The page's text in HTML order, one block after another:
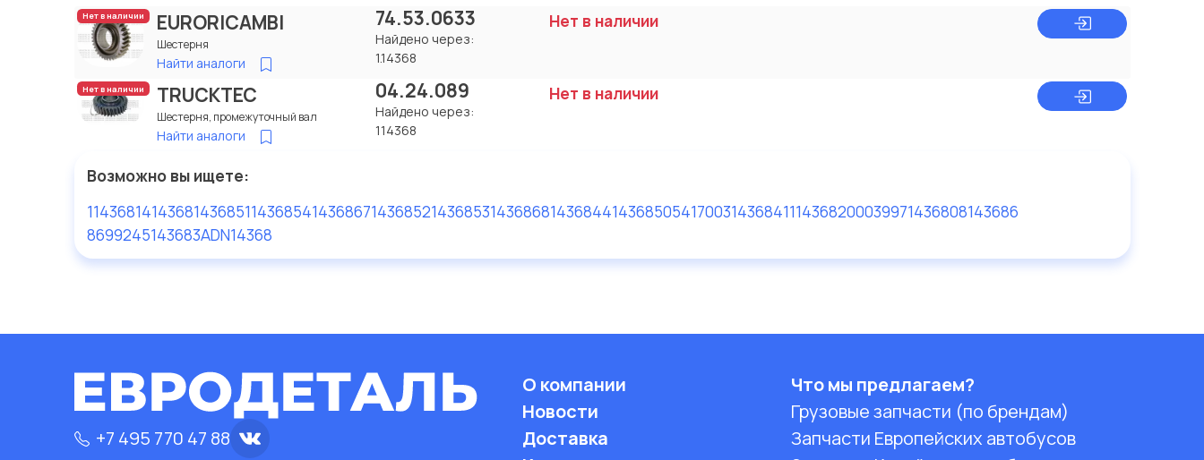
Нет в наличии EURORICAMBI
Шестерня
Найти аналоги
74.53.0633
Найдено через:
1.14368
Нет в наличии
Нет в наличии TRUCKTEC
Шестерня, промежуточный вал
Найти аналоги
04.24.089
Найдено через:
114368
Нет в наличии
Возможно вы ищете:
11436814143681436851143685414368671436852143685314368681436844143685054170031436841114368200039971436808143686
8699245143683ADN14368
+7 495 770 47 88
О компании
Новости
Доставка
Что мы предлагаем?
Грузовые запчасти (по брендам)
Запчасти Европейских автобусов